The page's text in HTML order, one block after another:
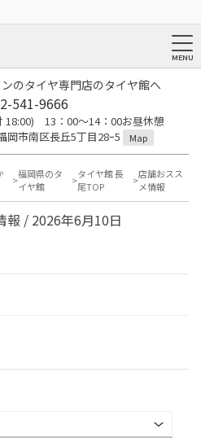
のタイヤ専門店のタイヤ館へ
541-9666
18:00) 13：00～14：00お昼休憩
市南区長丘5丁目28ｰ5
Map
福岡県のタ
イヤ館
タイヤ館 長
尾TOP
店舗おスス
メ情報
報 / 2026年6月10日